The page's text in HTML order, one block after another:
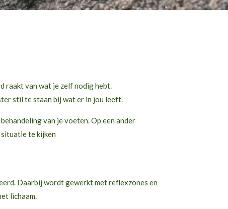
raakt van wat je zelf nodig hebt.
stil te staan bij wat er in jou leeft.
van je voeten. Op een ander
te kijken
Daarbij wordt gewerkt met reflexzones en
lichaam.